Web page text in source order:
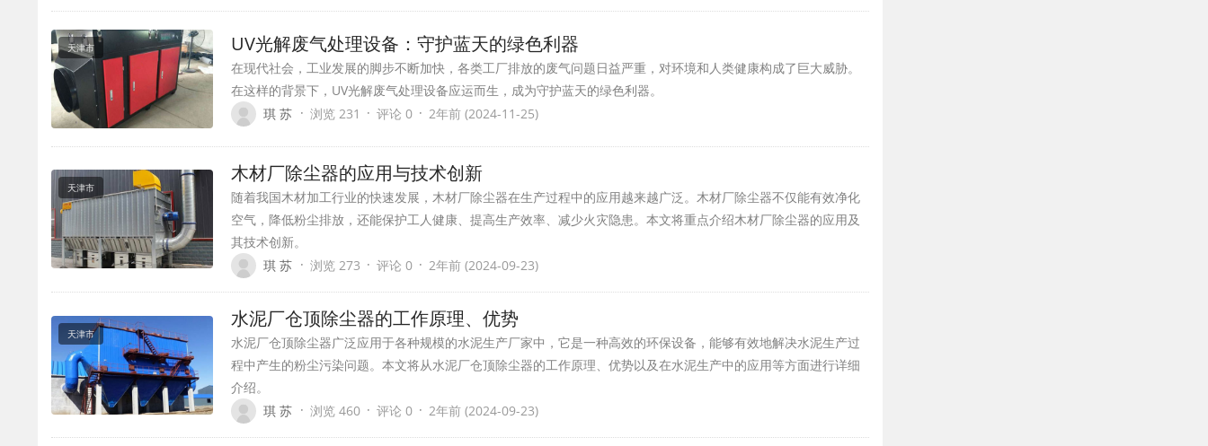
天津市 UV光解废气处理设备：守护蓝天的绿色利器
在现代社会，工业发展的脚步不断加快，各类工厂排放的废气问题日益严重，对环境和人类健康构成了巨大威胁。
在这样的背景下，UV光解废气处理设备应运而生，成为守护蓝天的绿色利器。
琪 苏 · 浏览 231 · 评论 0 · 2年前 (2024-11-25)
天津市
木材厂除尘器的应用与技术创新
随着我国木材加工行业的快速发展，木材厂除尘器在生产过程中的应用越来越广泛。木材厂除尘器不仅能有效净化
空气，降低粉尘排放，还能保护工人健康、提高生产效率、减少火灾隐患。本文将重点介绍木材厂除尘器的应用及
其技术创新。
琪 苏 · 浏览 273 · 评论 0 · 2年前 (2024-09-23)
天津市
水泥厂仓顶除尘器的工作原理、优势
水泥厂仓顶除尘器广泛应用于各种规模的水泥生产厂家中，它是一种高效的环保设备，能够有效地解决水泥生产过
程中产生的粉尘污染问题。本文将从水泥厂仓顶除尘器的工作原理、优势以及在水泥生产中的应用等方面进行详细
介绍。
琪 苏 · 浏览 460 · 评论 0 · 2年前 (2024-09-23)